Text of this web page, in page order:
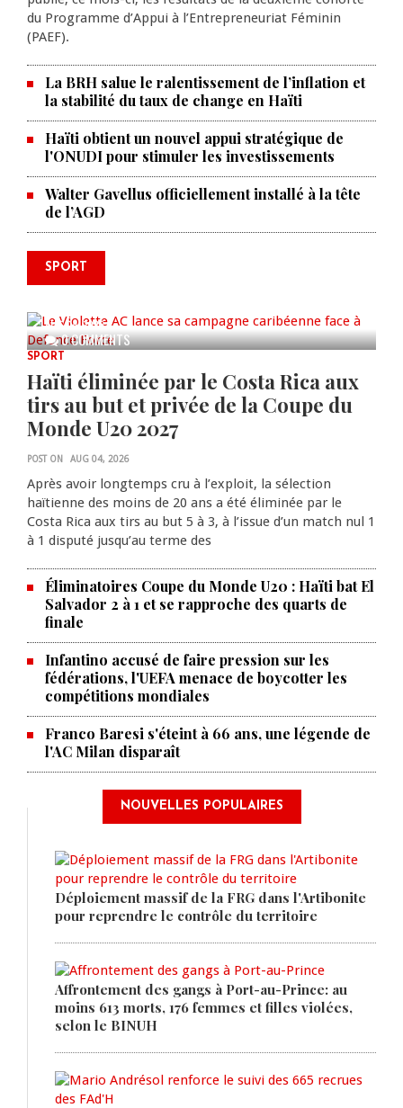
du Programme d’Appui à l’Entrepreneuriat Féminin
(PAEF).
La BRH salue le ralentissement de l’inflation et
la stabilité du taux de change en Haïti
Haïti obtient un nouvel appui stratégique de
l'ONUDI pour stimuler les investissements
Walter Gavellus officiellement installé à la tête
de l’AGD
SPORT
0 COMMENTS
Le Violette AC lance sa campagne
AUG 04, 2026
SPORT
Haïti éliminée par le Costa Rica aux
tirs au but et privée de la Coupe du
Monde U20 2027
POST ON AUG 04, 2026
Après avoir longtemps cru à l’exploit, la sélection
haïtienne des moins de 20 ans a été éliminée par le
Costa Rica aux tirs au but 5 à 3, à l’issue d’un match nul 1
à 1 disputé jusqu’au terme des
Éliminatoires Coupe du Monde U20 : Haïti bat El
Salvador 2 à 1 et se rapproche des quarts de
finale
Infantino accusé de faire pression sur les
fédérations, l'UEFA menace de boycotter les
compétitions mondiales
Franco Baresi s'éteint à 66 ans, une légende de
l'AC Milan disparaît
NOUVELLES POPULAIRES
Déploiement massif de la FRG dans l'Artibonite
pour reprendre le contrôle du territoire
Affrontement des gangs à Port-au-Prince: au
moins 613 morts, 176 femmes et filles violées,
selon le BINUH